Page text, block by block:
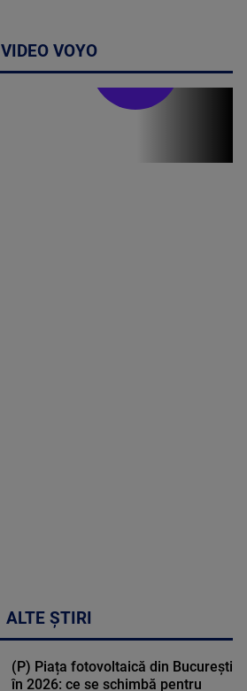
VIDEO VOYO
ALTE ȘTIRI
(P) Piața fotovoltaică din București
în 2026: ce se schimbă pentru